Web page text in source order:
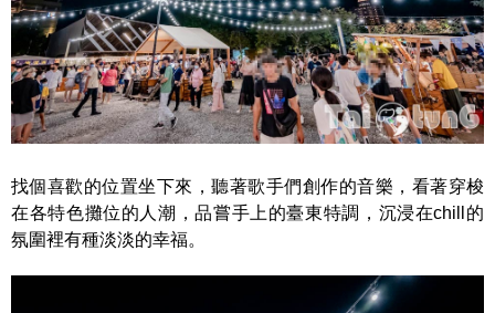
找個喜歡的位置坐下來，聽著歌手們創作的音樂，看著穿梭
在各特色攤位的人潮，品嘗手上的臺東特調，沉浸在chill的
氛圍裡有種淡淡的幸福。